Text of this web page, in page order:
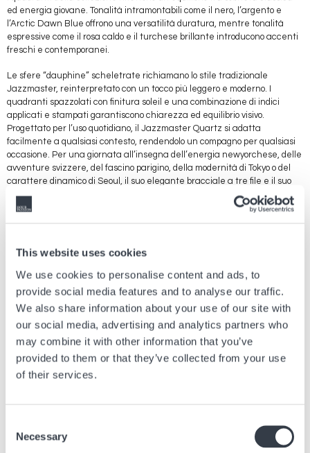
This website uses cookies
We use cookies to personalise content and ads, to
provide social media features and to analyse our traffic.
We also share information about your use of our site with
our social media, advertising and analytics partners who
may combine it with other information that you’ve
provided to them or that they’ve collected from your use
of their services.
Selection
Necessary
ed energia giovane. Tonalità intramontabili come il nero, l’argento e
l’Arctic Dawn Blue offrono una versatilità duratura, mentre tonalità
espressive come il rosa caldo e il turchese brillante introducono accenti
freschi e contemporanei.
Le sfere “dauphine” scheletrate richiamano lo stile tradizionale
Jazzmaster, reinterpretato con un tocco più leggero e moderno. I
quadranti spazzolati con finitura soleil e una combinazione di indici
applicati e stampati garantiscono chiarezza ed equilibrio visivo.
Progettato per l’uso quotidiano, il Jazzmaster Quartz si adatta
facilmente a qualsiasi contesto, rendendolo un compagno per qualsiasi
occasione. Per una giornata all’insegna dell’energia newyorchese, delle
avventure svizzere, del fascino parigino, della modernità di Tokyo o del
carattere dinamico di Seoul, il suo elegante bracciale a tre file e il suo
design versatile si adattano facilmente a tutte le esigenze. Perfetto da
abbinare sia all’abbigliamento elegante quotidiano sia a look casual da
Animato da un movimento al quarzo, il Jazzmaster Quartz offre una
misurazione precisa del tempo con una facilità d’uso senza pari.
Rappresenta un invito al mondo del design e del know-how orologiero
Hamilton, dove l’eleganza è concepita in modo consapevole, accessibile
e duraturo.